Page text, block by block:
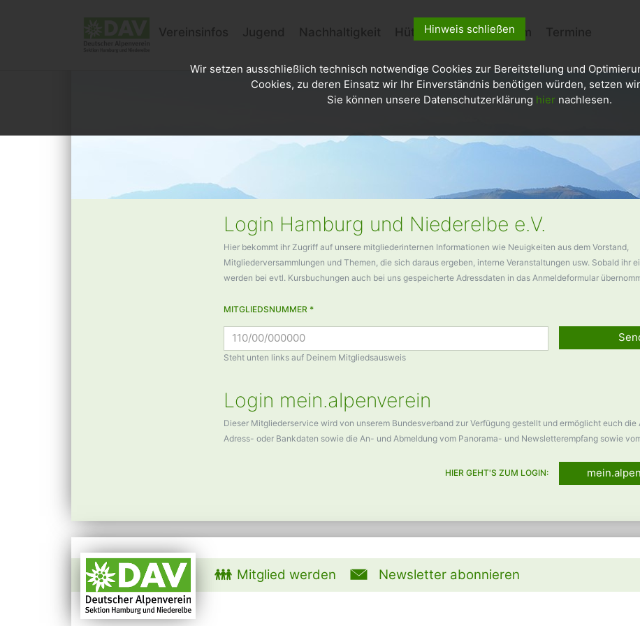
Vereinsinfos Jugend Nachhaltigkeit Hütten Kletterzentrum Termine
Login Hamburg und Niederelbe e.V.
Hier bekommt ihr Zugriff auf unsere mitgliederinternen Informationen wie Neuigkeiten aus dem Vorstand,
Mitgliederversammlungen und Themen, die sich daraus ergeben, interne Veranstaltungen usw. Sobald ihr
werden bei evtl. Kursbuchungen auch bei uns gespeicherte Adressdaten in das Anmeldeformular
MITGLIEDSNUMMER *
Steht unten links auf Deinem Mitgliedsausweis
Login mein.alpenverein
Dieser Mitgliederservice wird von unserem Bundesverband zur Verfügung gestellt und ermöglicht euch die
Adress- oder Bankdaten sowie die An- und Abmeldung vom Panorama- und Newsletterempfang sowie
HIER GEHT'S ZUM LOGIN:
Mitglied werden Newsletter abonnieren
Hinweis schließen
Wir setzen ausschließlich technisch notwendige Cookies zur Bereitstellung und
Cookies, zu deren Einsatz wir Ihr Einverständnis benötigen würden, setzen
Sie können unsere Datenschutzerklärung hier nachlesen.